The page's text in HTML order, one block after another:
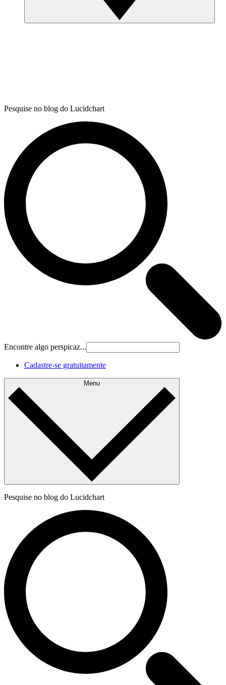
Pesquise no blog do Lucidchart
Encontre algo perspicaz...
Cadastre‐se gratuitamente
Menu
Pesquise no blog do Lucidchart